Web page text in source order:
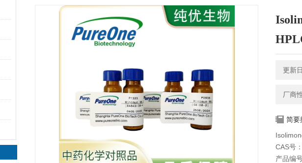
更新
厂商
简要
CAS号
产品编